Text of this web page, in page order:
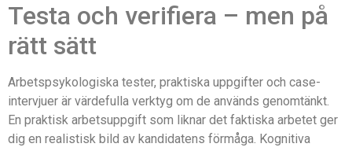
Testa och verifiera – men på
rätt sätt
Arbetspsykologiska tester, praktiska uppgifter och case-
intervjuer är värdefulla verktyg om de används genomtänkt.
En praktisk arbetsuppgift som liknar det faktiska arbetet ger
dig en realistisk bild av kandidatens förmåga. Kognitiva